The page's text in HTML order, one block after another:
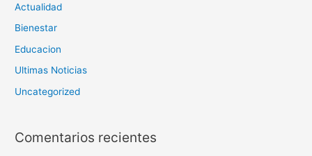
Actualidad
Bienestar
Educacion
Ultimas Noticias
Uncategorized
Comentarios recientes